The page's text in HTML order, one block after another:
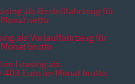
als Bestellfahrzeug für
netto
als Vorlauffahrzeug für
brutto
Leasing als
403 Euro im Monat brutto